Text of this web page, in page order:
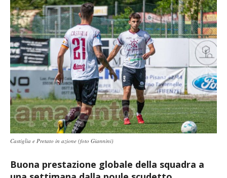
Castiglia e Pretato in azione (foto Giannini)
Buona prestazione globale della squadra a